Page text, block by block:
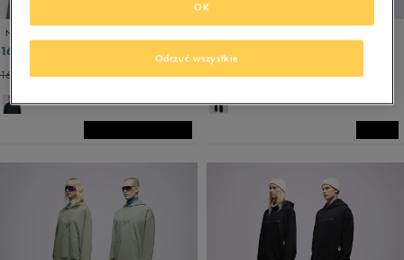
OUTLET
NIKE BLUZA M NK CLUB+ PLR LS HZ TOP
161,99 zł
169,99 zł- najniższa cena
199,99 zł
Odrzuć wszystkie
OK